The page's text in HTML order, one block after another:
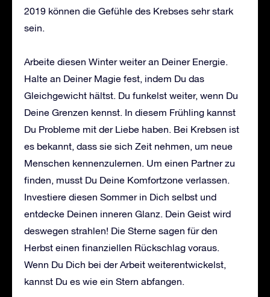
2019 können die Gefühle des Krebses sehr stark
sein.
Arbeite diesen Winter weiter an Deiner Energie.
Halte an Deiner Magie fest, indem Du das
Gleichgewicht hältst. Du funkelst weiter, wenn Du
Deine Grenzen kennst. In diesem Frühling kannst
Du Probleme mit der Liebe haben. Bei Krebsen ist
es bekannt, dass sie sich Zeit nehmen, um neue
Menschen kennenzulernen. Um einen Partner zu
finden, musst Du Deine Komfortzone verlassen.
Investiere diesen Sommer in Dich selbst und
entdecke Deinen inneren Glanz. Dein Geist wird
deswegen strahlen! Die Sterne sagen für den
Herbst einen finanziellen Rückschlag voraus.
Wenn Du Dich bei der Arbeit weiterentwickelst,
kannst Du es wie ein Stern abfangen.